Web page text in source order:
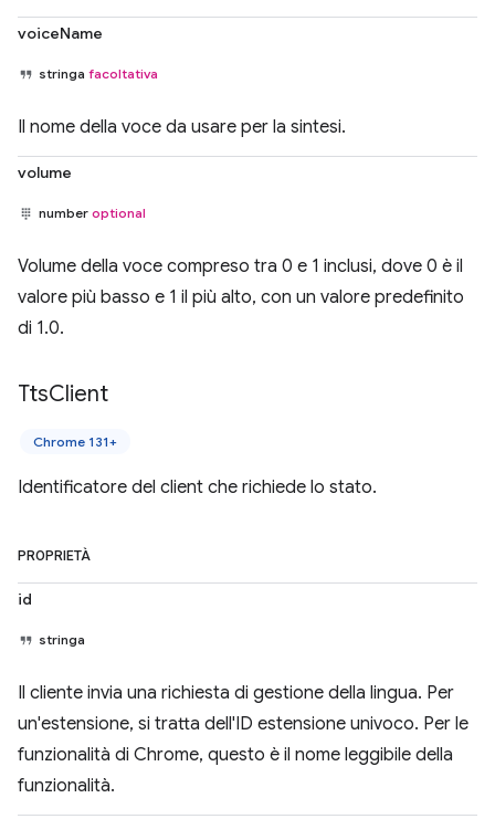
voiceName
stringa facoltativa
Il nome della voce da usare per la sintesi.
volume
number optional
Volume della voce compreso tra 0 e 1 inclusi, dove 0 è il
valore più basso e 1 il più alto, con un valore predefinito
di 1.0.
TtsClient
Chrome 131+
Identificatore del client che richiede lo stato.
PROPRIETÀ
id
stringa
Il cliente invia una richiesta di gestione della lingua. Per
un'estensione, si tratta dell'ID estensione univoco. Per le
funzionalità di Chrome, questo è il nome leggibile della
funzionalità.